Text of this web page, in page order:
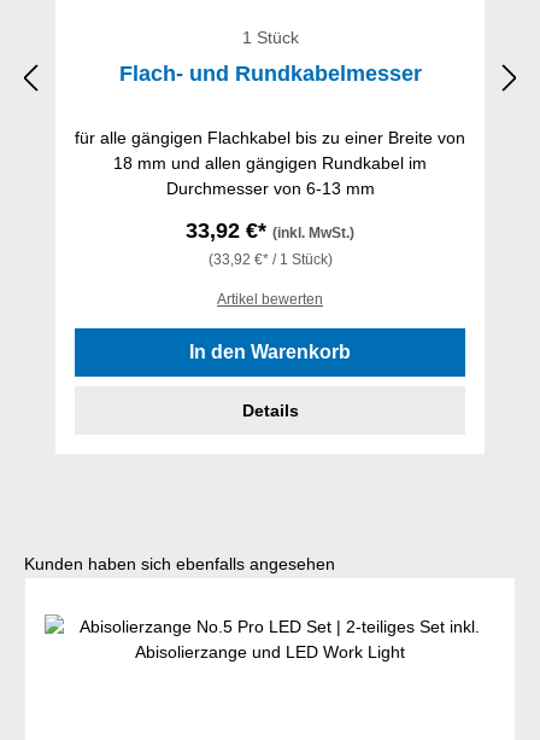
1 Stück
Flach- und Rundkabelmesser
für alle gängigen Flachkabel bis zu einer Breite von
18 mm und allen gängigen Rundkabel im
Durchmesser von 6-13 mm
33,92 €* (inkl. MwSt.)
(33,92 €* / 1 Stück)
Artikel bewerten
In den Warenkorb
Details
Produktgalerie überspringen
Kunden haben sich ebenfalls angesehen